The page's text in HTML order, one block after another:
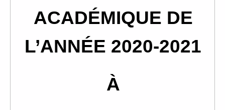
ACADÉMIQUE DE
L’ANNÉE 2020-2021
À